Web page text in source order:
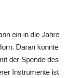
ein in die Jahre
Daran konnte
der Spende des
Instrumente ist